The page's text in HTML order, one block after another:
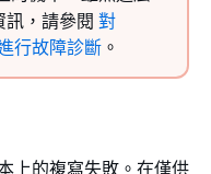
訊，請參閱 對
行故障診斷 。
上的複寫失敗。在僅供